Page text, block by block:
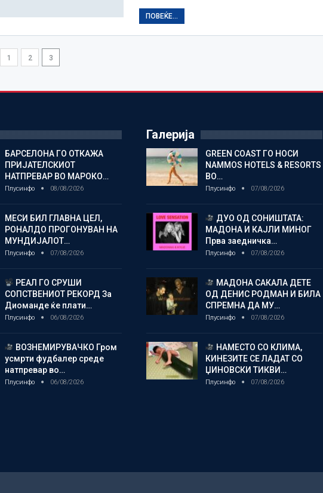
ПОВЕЌЕ...
1 2 3
БАРСЕЛОНА ГО ОТКАЖА
ПРИЈАТЕЛСКИОТ
НАТПРЕВАР ВО МАРОКО…
Плусинфо 08/08/2026
МЕСИ БИЛ ГЛАВНА ЦЕЛ,
РОНАЛДО ПРОГОНУВАН НА
МУНДИЈАЛОТ…
Плусинфо 07/08/2026
РЕАЛ ГО СРУШИ
СОПСТВЕНИОТ РЕКОРД За
Диоманде ќе плати…
Плусинфо 06/08/2026
ВОЗНЕМИРУВАЧКО Гром
усмрти фудбалер среде
натпревар во…
Плусинфо 06/08/2026
Галерија
GREEN COAST ГО НОСИ
NAMMOS HOTELS & RESORTS
ВО…
Плусинфо 07/08/2026
ДУО ОД СОНИШТАТА:
МАДОНА И КАЈЛИ МИНОГ
Прва заедничка…
Плусинфо 07/08/2026
МАДОНА САКАЛА ДЕТЕ
ОД ДЕНИС РОДМАН И БИЛА
СПРЕМНА ДА МУ…
Плусинфо 07/08/2026
НАМЕСТО СО КЛИМА,
КИНЕЗИТЕ СЕ ЛАДАТ СО
ЏИНОВСКИ ТИКВИ…
Плусинфо 07/08/2026